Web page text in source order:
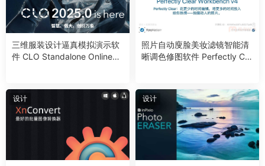
三维服装设计逼真模拟演示软
件 CLO Standalone OnlineAu
照片自动廋脸美妆滤镜智能清
晰调色修图软件 Perfectly Cle
设计 设计